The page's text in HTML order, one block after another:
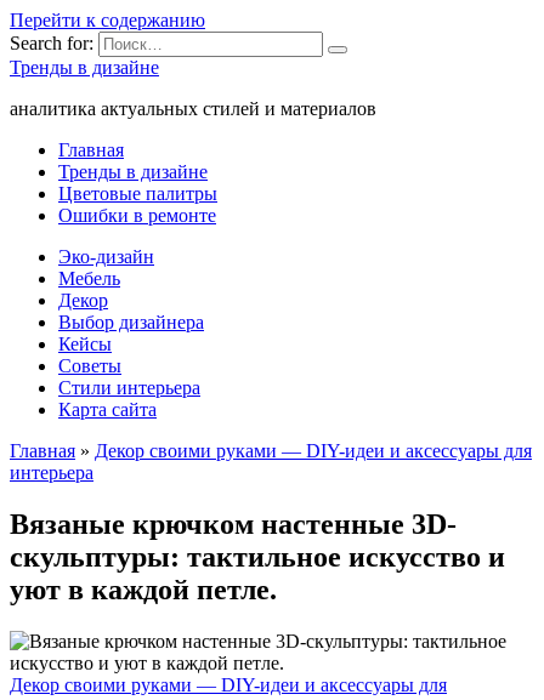
Перейти к содержанию
Search for:
Тренды в дизайне
аналитика актуальных стилей и материалов
Главная
Тренды в дизайне
Цветовые палитры
Ошибки в ремонте
Эко-дизайн
Мебель
Декор
Выбор дизайнера
Кейсы
Советы
Стили интерьера
Карта сайта
Главная » Декор своими руками — DIY-идеи и аксессуары для
интерьера
Вязаные крючком настенные 3D-
скульптуры: тактильное искусство и
уют в каждой петле.
Декор своими руками — DIY-идеи и аксессуары для